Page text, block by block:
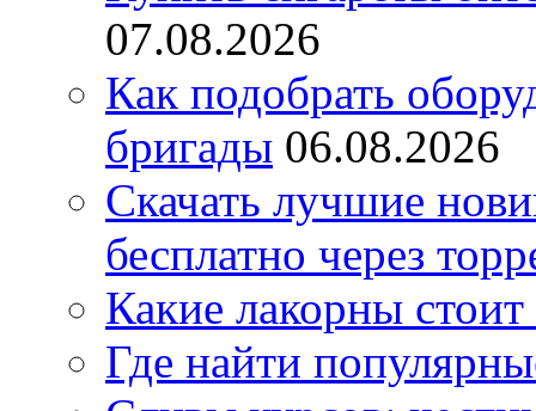
07.08.2026
Как подобрать
бригады 06.08.2026
Скачать лучшие
бесплатно через
Какие лакорны стоит
Где найти